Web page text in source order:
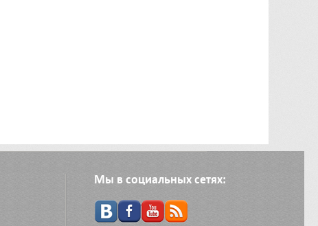
Мы в социальных сетях: